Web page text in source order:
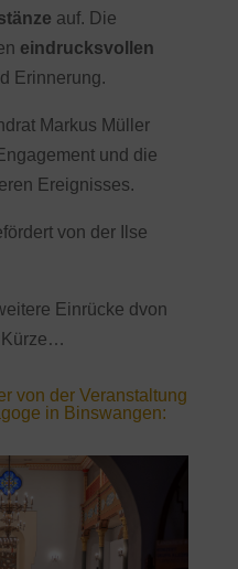
auf. Die
eindrucksvollen
Erinnerung.
Markus Müller
und die
Ereignisses.
von der Ilse
Einrücke dvon
Kürze…
von der Veranstaltung
in Binswangen: